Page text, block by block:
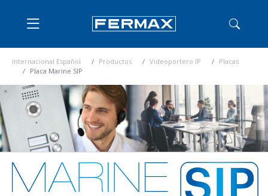
Internacional Español Productos Videoportero IP
Placas
Placa Marine SIP